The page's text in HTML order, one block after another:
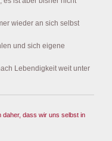
wieder an sich selbst
und sich eigene
Lebendigkeit weit unter
daher, dass wir uns selbst in